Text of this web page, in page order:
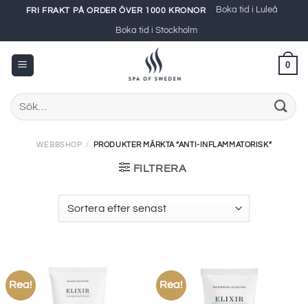
content
FRI FRAKT PÅ ORDER ÖVER 1000 KRONOR Boka tid i Luleå
Boka tid i Stockholm
0
Sök
efter:
WEBBSHOP / PRODUKTER MÄRKTA ”ANTI-INFLAMMATORISK”
FILTRERA
Rea! Rea!